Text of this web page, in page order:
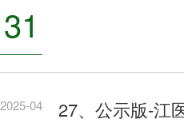
31
2025-04 27、公示版-江